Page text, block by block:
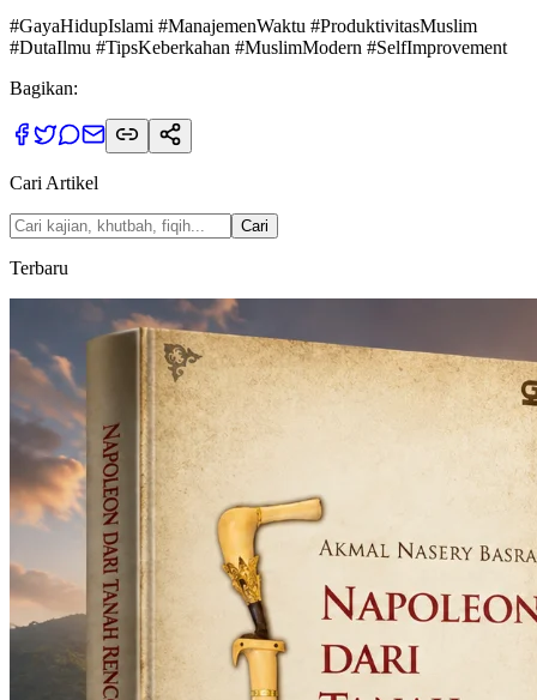
#GayaHidupIslami #ManajemenWaktu #ProduktivitasMuslim
#DutaIlmu #TipsKeberkahan #MuslimModern #SelfImprovement
Bagikan:
Cari Artikel
Cari
Terbaru